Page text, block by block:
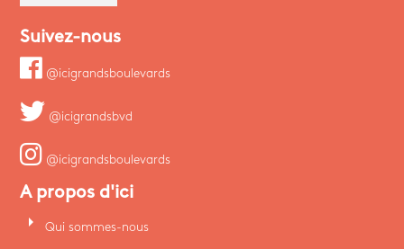
Suivez-nous
@icigrandsboulevards
@icigrandsbvd
@icigrandsboulevards
A propos d'ici
arrow_right Qui sommes-nous